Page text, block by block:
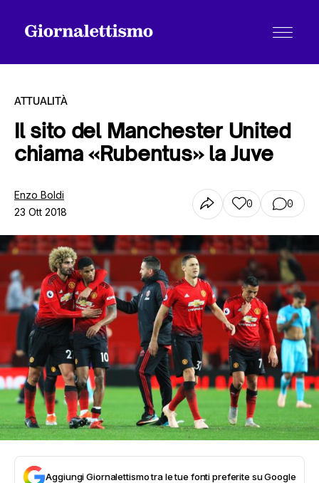
Tutti gli articoli
Chi siamo
Contatti
ATTUALITÀ
Il sito del Manchester United
chiama «Rubentus» la Juve
Enzo Boldi
23 Ott 2018
0 0
Aggiungi Giornalettismo tra le tue fonti preferite su Google